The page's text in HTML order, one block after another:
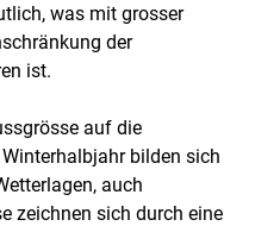
was mit grosser
der
ist.
auf die
bilden sich
auch
zeichnen sich durch eine